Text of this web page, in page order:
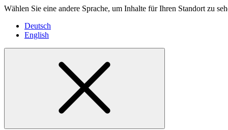
Wählen Sie eine andere Sprache, um Inhalte für Ihren Standort zu
Deutsch
English